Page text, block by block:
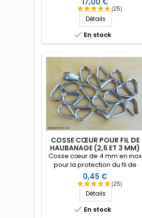
(25)
conditions climatiques (eau,
soleil, gel), résistance à la
rupture élevée, très bonne
isolation HF, longévité de plus
de 25 ans !
Détails
 En stock
COSSE CŒUR POUR FIL DE
HAUBANAGE (2,6 ET 3 MM)
(25)
Cosse cœur de 4 mm en inox
pour la protection du fil de
haubanage (2,6 et 3 mm) au
niveau des points d'encrage.
Prix
0,45 €
Détails
 En stock